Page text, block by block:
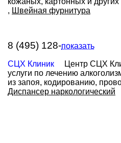
, Швейная фурнитура
8 (495) 128-показать
СЦХ Клиник
Центр СЦХ
услуги по лечению
из запоя, кодированию,
Диспансер наркологический